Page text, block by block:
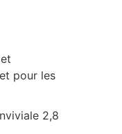
pour les
2,8